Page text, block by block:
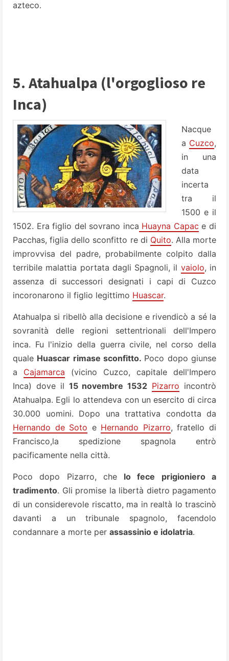
azteco.
5. Atahualpa (l'orgoglioso re
Inca)
Nacque
a Cuzco,
in una
data
incerta
tra il
1500 e il
1502. Era figlio del sovrano inca Huayna Capac e di
Pacchas, figlia dello sconfitto re di Quito. Alla morte
improvvisa del padre, probabilmente colpito dalla
terribile malattia portata dagli Spagnoli, il vaiolo, in
assenza di successori designati i capi di Cuzco
incoronarono il figlio legittimo Huascar.
Atahualpa si ribellò alla decisione e rivendicò a sé la
sovranità delle regioni settentrionali dell'Impero
inca. Fu l'inizio della guerra civile, nel corso della
quale Huascar rimase sconfitto. Poco dopo giunse
a Cajamarca (vicino Cuzco, capitale dell'Impero
Inca) dove il 15 novembre 1532 Pizarro incontrò
Atahualpa. Egli lo attendeva con un esercito di circa
30.000 uomini. Dopo una trattativa condotta da
Hernando de Soto e Hernando Pizarro, fratello di
Francisco,la spedizione spagnola entrò
pacificamente nella città.
Poco dopo Pizarro, che lo fece prigioniero a
tradimento. Gli promise la libertà dietro pagamento
di un considerevole riscatto, ma in realtà lo trascinò
davanti a un tribunale spagnolo, facendolo
condannare a morte per assassinio e idolatria.